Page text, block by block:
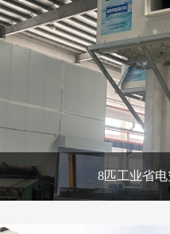
8匹工业省